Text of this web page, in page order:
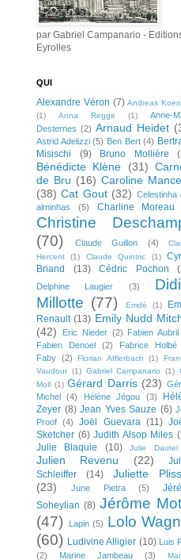
par Gabriel Campanario -
Eyrolles
QUI
Alexandre Véron (7) Andreas
(1)
Anna Regge (1)
Anne-
Desternes (2) Arnaud Heidet
Astrid Adelizzi (5) Ben Bert (4)
Misischi
(9) Bruno Mollière
Bénédicte Klène (31)
de Bru (16) Caroline
(38) Cat Gout (32) Celestinha
alminhas
(5) Charline Moreau
Christine
(70)
Claude Guillon (4)
Hercent
(1) Claude Quintric (1)
Briand
(13) Cédric Pochon
Delphine Laugier (3)
Millotte (77) Emdé (1)
Renault (13) Emily Nudd
(42)
Eric Nieder (2) Fabien Aubril
Fabien Denoel
(2) Fabrice Holbé
Faby (2) Florian Afflerbach (1)
Vaudour (1) Gabriel Campanario (1)
Moll (1) Gérard Darris (23)
Michel
(4) Hélène Jégou (3)
Zeyer (8) Jean Yves Sauze (6)
Proof
(4) Joël Guevara (11)
Sketcher (6) Judith Alsop Miles
Julie Blaquie
(10) Julie Dautel
Julien Revenu (22)
Schleiffer
(14)
Juliette
(23)
June Pietra (5)
Soheylian (8) Jérôme
(47)
Lapin (5) Lolo
(60) Ludivine Alligier (10) Luis
(2)
Marine Jambeau (3)